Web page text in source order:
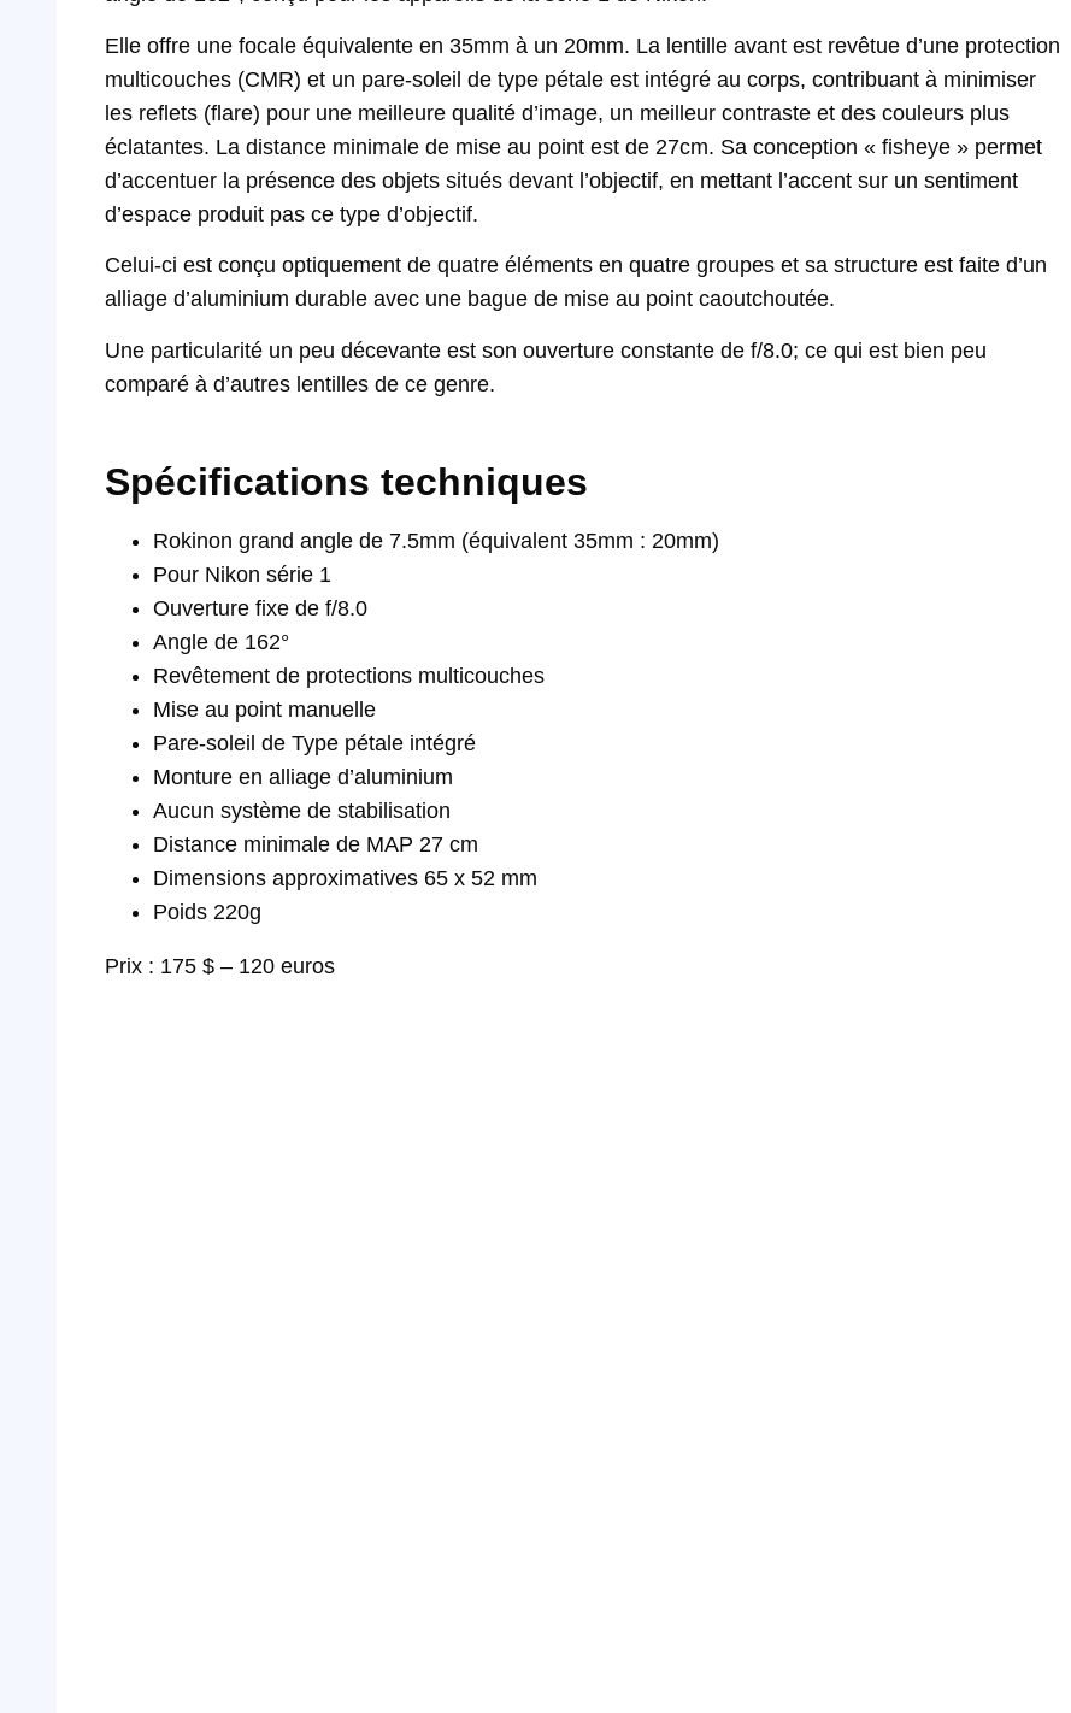
Elle offre une focale équivalente en 35mm à un 20mm. La lentille avant est revêtue d’une protection
multicouches (CMR) et un pare-soleil de type pétale est intégré au corps, contribuant à minimiser
les reflets (flare) pour une meilleure qualité d’image, un meilleur contraste et des couleurs plus
éclatantes. La distance minimale de mise au point est de 27cm. Sa conception « fisheye » permet
d’accentuer la présence des objets situés devant l’objectif, en mettant l’accent sur un sentiment
d’espace produit pas ce type d’objectif.
Celui-ci est conçu optiquement de quatre éléments en quatre groupes et sa structure est faite d’un
alliage d’aluminium durable avec une bague de mise au point caoutchoutée.
Une particularité un peu décevante est son ouverture constante de f/8.0; ce qui est bien peu
comparé à d’autres lentilles de ce genre.
Spécifications techniques
Rokinon grand angle de 7.5mm (équivalent 35mm : 20mm)
Pour Nikon série 1
Ouverture fixe de f/8.0
Angle de 162°
Revêtement de protections multicouches
Mise au point manuelle
Pare-soleil de Type pétale intégré
Monture en alliage d’aluminium
Aucun système de stabilisation
Distance minimale de MAP 27 cm
Dimensions approximatives 65 x 52 mm
Poids 220g
Prix : 175 $ – 120 euros